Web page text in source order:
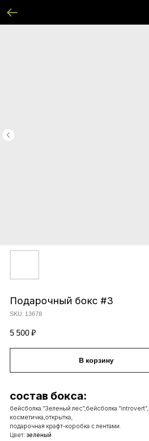
Подарочный бокс #3
SKU: 13678
5 500 ₽
В корзину
состав бокса:
бейсболка “Зеленый лес”,бейсболка “introvert”,
косметичка,открытка,
подарочная крафт-коробка с лентами.
Цвет: зеленый